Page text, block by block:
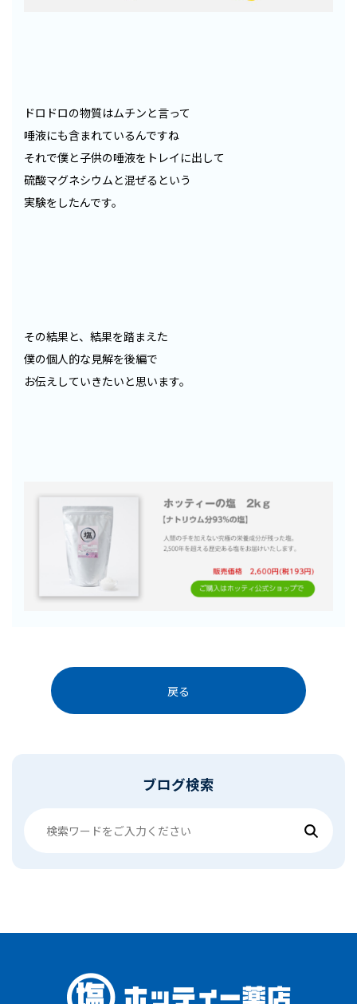
ドロドロの物質はムチンと言って
唾液にも含まれているんですね
それで僕と子供の唾液をトレイに出して
硫酸マグネシウムと混ぜるという
実験をしたんです。
その結果と、結果を踏まえた
僕の個人的な見解を後編で
お伝えしていきたいと思います。
戻る
ブログ検索